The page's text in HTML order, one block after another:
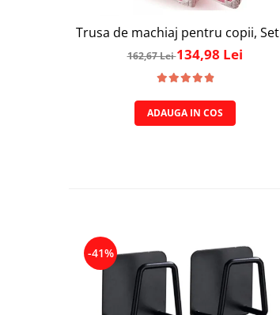
Trusa de machiaj pentru copii,
162,67 Lei134,98 Lei
ADAUGA IN COS
-41%